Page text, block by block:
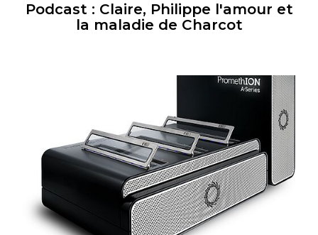
Podcast : Claire, Philippe l'amour et
la maladie de Charcot